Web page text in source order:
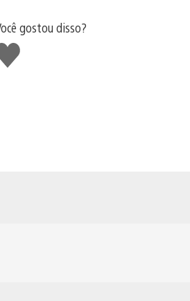
gostou disso?